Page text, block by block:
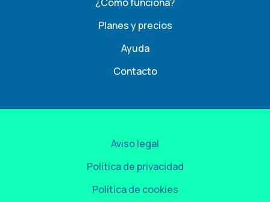
Planes y precios
Ayuda
Contacto
Aviso legal
Política de privacidad
Política de cookies